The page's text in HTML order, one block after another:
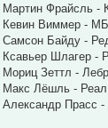
Мартин Фрайсль -
Кевин Виммер -
Самсон Байду -
Ксавьер Шлагер -
Мориц Зеттл -
Макс Лёшль - Реал
Александр Прасс